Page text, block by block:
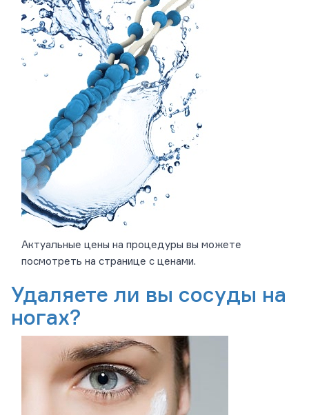
Актуальные цены на процедуры вы можете
посмотреть на странице с ценами.
Удаляете ли вы сосуды на
ногах?